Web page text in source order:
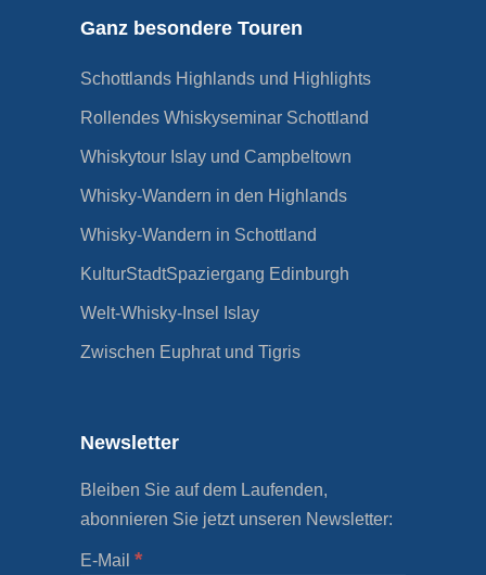
Ganz besondere Touren
Schottlands Highlands und Highlights
Rollendes Whiskyseminar Schottland
Whiskytour Islay und Campbeltown
Whisky-Wandern in den Highlands
Whisky-Wandern in Schottland
KulturStadtSpaziergang Edinburgh
Welt-Whisky-Insel Islay
Zwischen Euphrat und Tigris
Newsletter
Bleiben Sie auf dem Laufenden,
abonnieren Sie jetzt unseren Newsletter:
E-Mail *